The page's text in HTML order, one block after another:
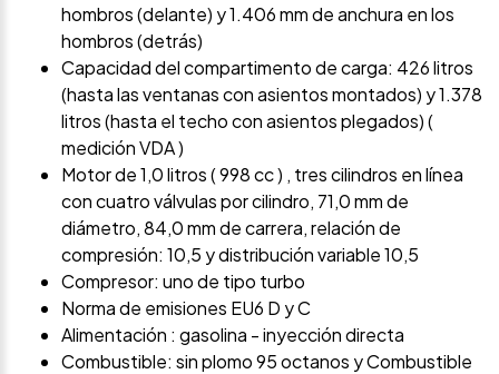
hombros (delante) y 1.406 mm de anchura en los
hombros (detrás)
Capacidad del compartimento de carga: 426 litros
(hasta las ventanas con asientos montados) y 1.378
litros (hasta el techo con asientos plegados) (
medición VDA )
Motor de 1,0 litros ( 998 cc ) , tres cilindros en línea
con cuatro válvulas por cilindro, 71,0 mm de
diámetro, 84,0 mm de carrera, relación de
compresión: 10,5 y distribución variable 10,5
Compresor: uno de tipo turbo
Norma de emisiones EU6 D y C
Alimentación : gasolina - inyección directa
Combustible: sin plomo 95 octanos y Combustible